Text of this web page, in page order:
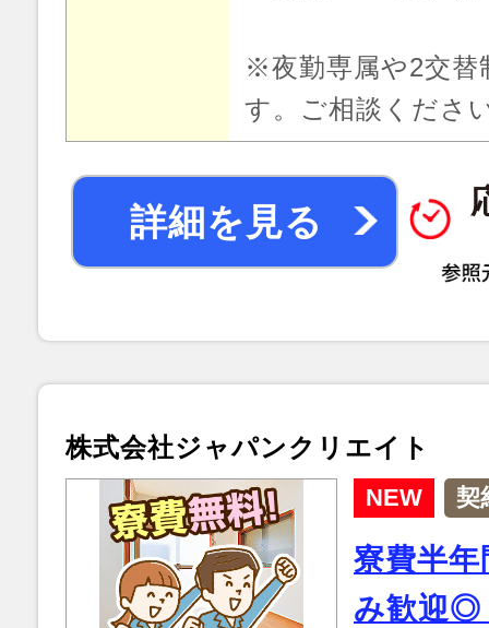
※夜勤専属や2交替
す。ご相談くださ
詳細を見る
株式会社ジャパンクリエイト
NEW 契
寮費半
み歓迎◎